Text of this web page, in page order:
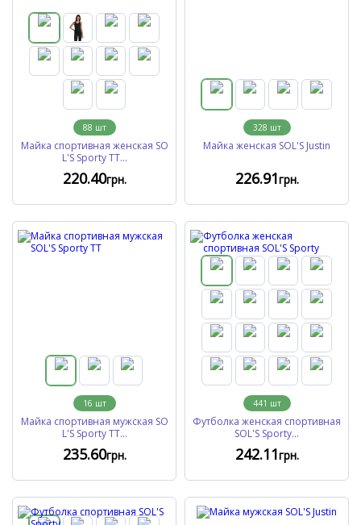
88 шт
Майка спортивная женская SO
L'S Sporty TT...
220.40грн.
328 шт
Майка женская SOL'S Justin
226.91грн.
16 шт
Майка спортивная мужская SO
L'S Sporty TT...
235.60грн.
441 шт
Футболка женская спортивная
SOL'S Sporty...
242.11грн.